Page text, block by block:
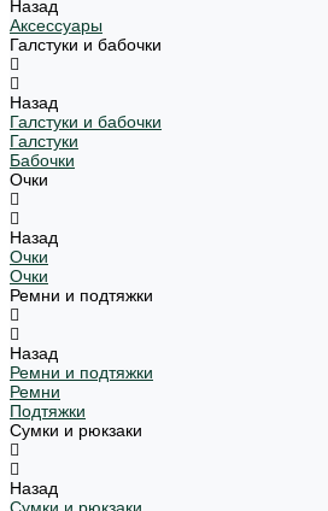
Назад
Аксессуары
Галстуки и бабочки
Назад
Галстуки и бабочки
Галстуки
Бабочки
Очки
Назад
Очки
Очки
Ремни и подтяжки
Назад
Ремни и подтяжки
Ремни
Подтяжки
Сумки и рюкзаки
Назад